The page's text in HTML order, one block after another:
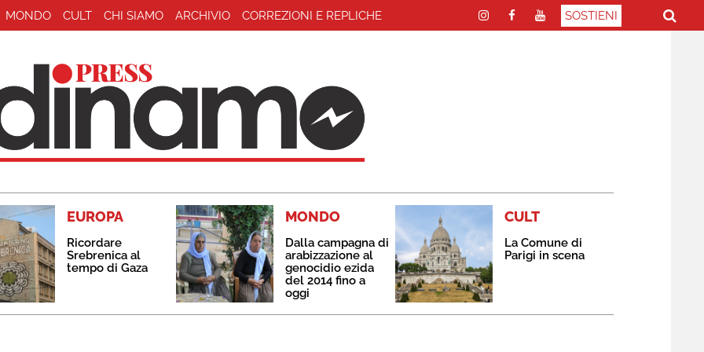
MONDO CULT CHI SIAMO ARCHIVIO CORREZIONI E REPLICHE SOSTIENI
EUROPA
Ricordare
Srebrenica al
tempo di Gaza
MONDO
Dalla campagna di
arabizzazione al
genocidio ezida
del 2014 fino a
oggi
CULT
La Comune di
Parigi in scena